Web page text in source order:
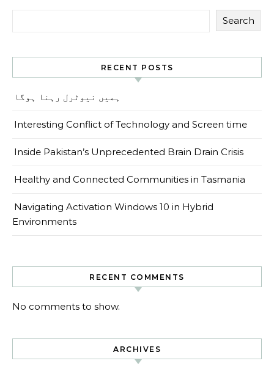
Search
RECENT POSTS
ہمیں نیوٹرل رہنا ہوگا
Interesting Conflict of Technology and Screen time
Inside Pakistan’s Unprecedented Brain Drain Crisis
Healthy and Connected Communities in Tasmania
Navigating Activation Windows 10 in Hybrid
Environments
RECENT COMMENTS
No comments to show.
ARCHIVES